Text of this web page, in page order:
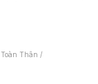
Thân /